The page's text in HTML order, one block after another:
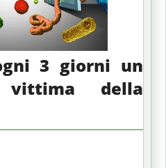
3 giorni un
della